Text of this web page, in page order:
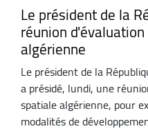
Le président de la
réunion
algérienne
Le président de la
a présidé, lundi, une
spatiale algérienne, pour
modalités de